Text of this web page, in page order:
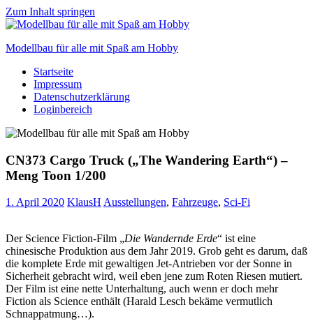
Zum Inhalt springen
Modellbau für alle mit Spaß am Hobby
Scale
modelling
to
Startseite
Impressum
Datenschutzerklärung
Loginbereich
CN373 Cargo Truck („The Wandering Earth“) –
Meng Toon 1/200
1. April 2020 KlausH Ausstellungen, Fahrzeuge, Sci-Fi
Der Science Fiction-Film „Die Wandernde Erde“ ist eine
chinesische Produktion aus dem Jahr 2019. Grob geht es darum, daß
die komplete Erde mit gewaltigen Jet-Antrieben vor der Sonne in
Sicherheit gebracht wird, weil eben jene zum Roten Riesen mutiert.
Der Film ist eine nette Unterhaltung, auch wenn er doch mehr
Fiction als Science enthält (Harald Lesch bekäme vermutlich
Schnappatmung…).